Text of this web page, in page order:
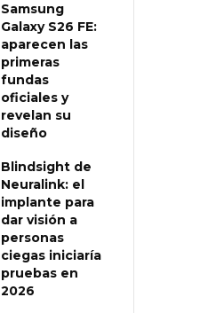
Samsung
Galaxy S26 FE:
aparecen las
primeras
fundas
oficiales y
revelan su
diseño
Blindsight de
Neuralink: el
implante para
dar visión a
personas
ciegas iniciaría
pruebas en
2026